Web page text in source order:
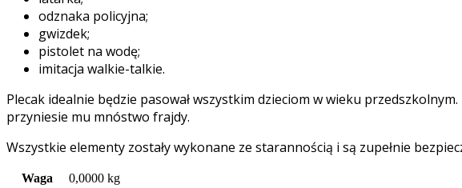
odznaka policyjna;
gwizdek;
pistolet na wodę;
imitacja walkie-talkie.
Plecak idealnie będzie pasował wszystkim dzieciom w wieku
przyniesie mu mnóstwo frajdy.
Wszystkie elementy zostały wykonane ze starannością i są zupełnie
Waga 0,0000 kg